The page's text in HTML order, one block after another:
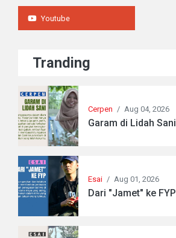
Youtube
Tranding
Cerpen / Aug 04, 2026
Garam di Lidah Sani
Esai / Aug 01, 2026
Dari "Jamet" ke FYP